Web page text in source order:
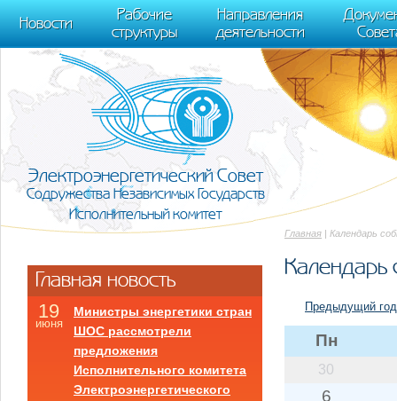
m[i].l=1*new Date(); for (var j = 0; j < document.scripts.length; j++) {if
[0],k.async=1,k.src=r,a.parentNode.insertBefore(k,a)}) (window,
trackLinks:true, accurateTrackBounce:true });
Новости
Рабочие
структуры
Направления
деятельности
Электроэнергетический Совет
Содружества Независимых Государств
Исполнительный комитет
Главная | Календарь
Календарь
Предыдущий год
Пн
30
6
Главная новость
19
июня
Министры энергетики стран
ШОС рассмотрели
предложения
Исполнительного комитета
Электроэнергетического